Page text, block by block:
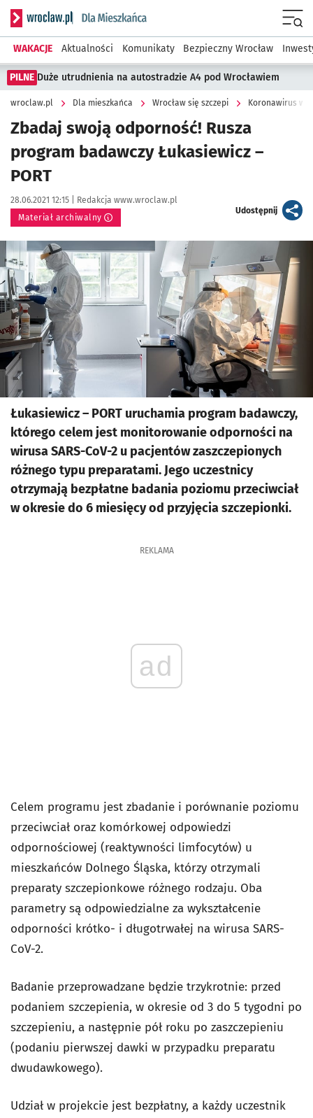
Serwis informacyjny wroclaw.pl podserwis: Dla mieszkańca
WAKACJE Aktualności Komunikaty Bezpieczny Wrocław
PILNE Duże utrudnienia na autostradzie A4 pod Wrocławiem
wroclaw.pl Dla mieszkańca Wrocław się szczepi Koronawirus we
Zbadaj swoją odporność! Rusza
program badawczy Łukasiewicz –
PORT
Data publikacji:
28.06.2021 12:15 | Autor:
Redakcja www.wroclaw.pl
Materiał archiwalny
Udostępnijartykuł
Kliknij, aby powiększyć
Łukasiewicz – PORT uruchamia program badawczy,
którego celem jest monitorowanie odporności na
wirusa SARS-CoV-2 u pacjentów zaszczepionych
różnego typu preparatami. Jego uczestnicy
otrzymają bezpłatne badania poziomu przeciwciał
w okresie do 6 miesięcy od przyjęcia szczepionki.
REKLAMA
ad
Celem programu jest zbadanie i porównanie poziomu
przeciwciał oraz komórkowej odpowiedzi
odpornościowej (reaktywności limfocytów) u
mieszkańców Dolnego Śląska, którzy otrzymali
preparaty szczepionkowe różnego rodzaju. Oba
parametry są odpowiedzialne za wykształcenie
odporności krótko- i długotrwałej na wirusa SARS-
CoV-2.
Badanie przeprowadzane będzie trzykrotnie: przed
podaniem szczepienia, w okresie od 3 do 5 tygodni po
szczepieniu, a następnie pół roku po zaszczepieniu
(podaniu pierwszej dawki w przypadku preparatu
dwudawkowego).
Udział w projekcie jest bezpłatny, a każdy uczestnik